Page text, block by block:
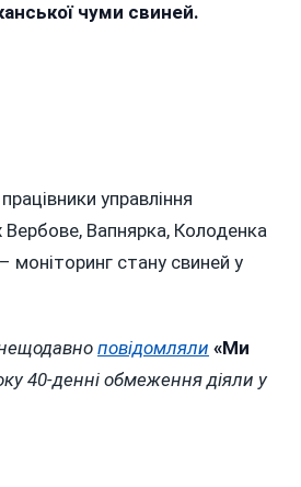
чуми свиней.
управління
Вапнярка, Колоденка
стану свиней у
повідомляли «Ми
40-денні обмеження діяли у